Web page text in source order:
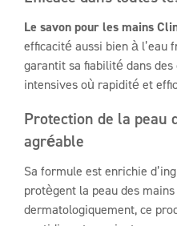
Le savon pour les mains
efficacité aussi bien à l’eau
garantit sa fiabilité dans
intensives où rapidité et
Protection de la peau
agréable
Sa formule est enrichie
protègent la peau des
dermatologiquement, ce